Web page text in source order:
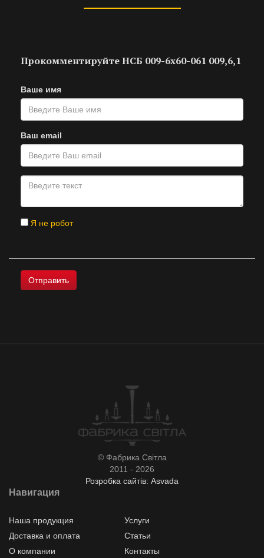
Прокомментируйте НСБ 009-6х60-061 009,6,1
Ваше имя
Ваш email
Я не робот
© Фабрика Світла
2011 - 2026
Розробка сайтів: Asvada
Навигация
Наша продукция
Услуги
Доставка и оплата
Статьи
О компании
Контакты